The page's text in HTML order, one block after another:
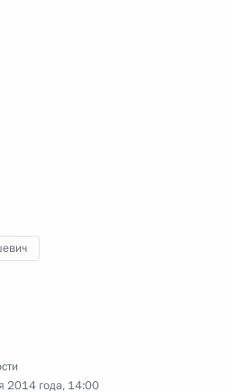
2014 года, 14:00